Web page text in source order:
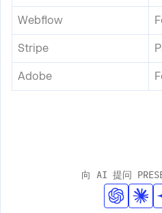
Webflow
Stripe
Adobe
向 AI 提问